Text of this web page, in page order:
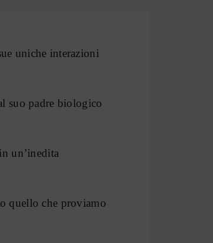
uniche interazioni
suo padre biologico
un’inedita
quello che proviamo